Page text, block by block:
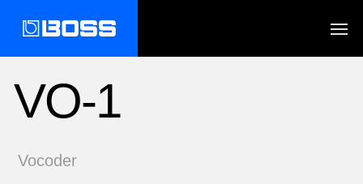
VO-1
Vocoder